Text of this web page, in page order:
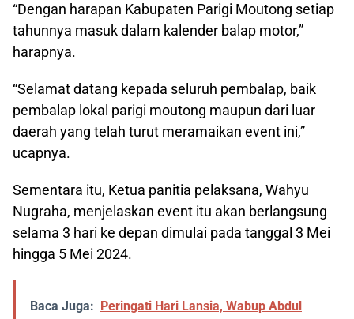
“Dengan harapan Kabupaten Parigi Moutong setiap
tahunnya masuk dalam kalender balap motor,”
harapnya.
“Selamat datang kepada seluruh pembalap, baik
pembalap lokal parigi moutong maupun dari luar
daerah yang telah turut meramaikan event ini,”
ucapnya.
Sementara itu, Ketua panitia pelaksana, Wahyu
Nugraha, menjelaskan event itu akan berlangsung
selama 3 hari ke depan dimulai pada tanggal 3 Mei
hingga 5 Mei 2024.
Baca Juga:
Peringati Hari Lansia, Wabup Abdul